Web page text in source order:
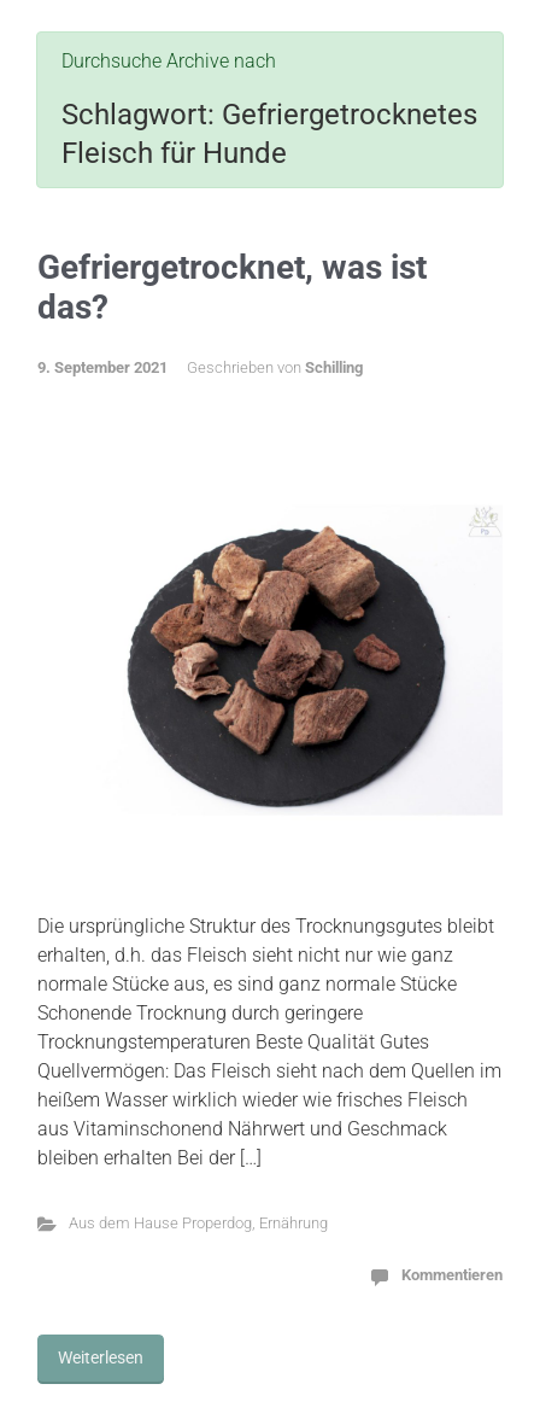
Durchsuche Archive nach
Schlagwort: Gefriergetrocknetes
Fleisch für Hunde
Gefriergetrocknet, was ist
das?
9. September 2021 Geschrieben von Schilling
Die ursprüngliche Struktur des Trocknungsgutes bleibt
erhalten, d.h. das Fleisch sieht nicht nur wie ganz
normale Stücke aus, es sind ganz normale Stücke
Schonende Trocknung durch geringere
Trocknungstemperaturen Beste Qualität Gutes
Quellvermögen: Das Fleisch sieht nach dem Quellen im
heißem Wasser wirklich wieder wie frisches Fleisch
aus Vitaminschonend Nährwert und Geschmack
bleiben erhalten Bei der […]
Aus dem Hause Properdog, Ernährung
Kommentieren
Weiterlesen